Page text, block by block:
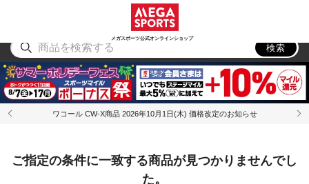
メガスポーツ公式オンラインショップ
アウトドア
検索
ワコール CW-X商品 2026年10月1日(木) 価格改定のお知らせ
ご指定の条件に一致する商品が見つかりませんでし
た。